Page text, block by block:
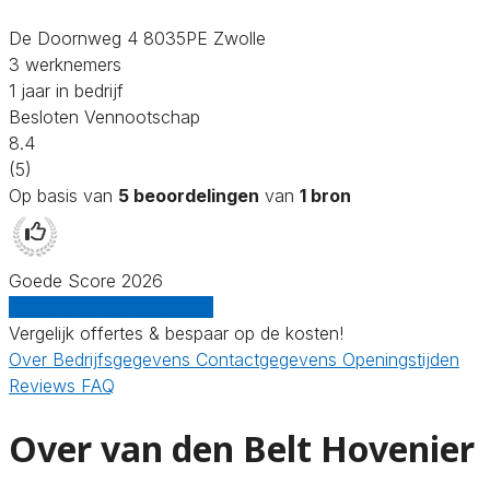
De Doornweg 4 8035PE Zwolle
3 werknemers
1 jaar in bedrijf
Besloten Vennootschap
8.4
(5)
Op basis van 5 beoordelingen van 1 bron
Goede Score 2026
Vergelijk offertes & bespaar op de kosten!
Over Bedrijfsgegevens Contactgegevens Openingstijden
Reviews FAQ
Over van den Belt Hovenier